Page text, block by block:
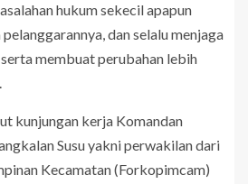
hukum sekecil apapun
dan selalu menjaga
membuat perubahan lebih
kunjungan kerja Komandan
Susu yakni perwakilan dari
Kecamatan (Forkopimcam)